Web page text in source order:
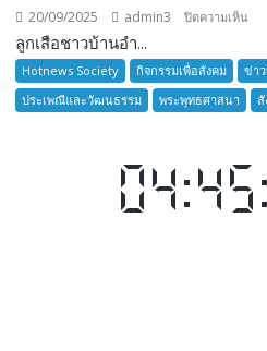
20/09/2025 admin3 ปิดความเห็น
เสือ
ชา
บ้า
เปิด
รับ
ลูกเสือชาวบ้านอำ...
Hotnews Society กิจกรรมเพื่อสังคม ข่า
ประเพณีและวัฒนธรรม
พระพุทธศาสนา